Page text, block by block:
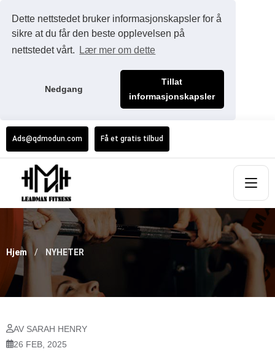
Dette nettstedet bruker informasjonskapsler for å
sikre at du får den beste opplevelsen på
nettstedet vårt.
Lær mer om dette
Nedgang
Tillat
informasjonskapsler
Ads@qdmodun.com Få et gratis tilbud
Hjem NYHETER
AV SARAH HENRY
26 FEB, 2025